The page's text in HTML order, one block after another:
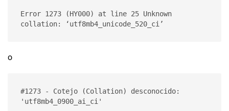
Error 1273 (HY000) at line 25 Unknown
o
#1273 - Cotejo (Collation) desconocido:
'utf8mb4_0900_ai_ci'